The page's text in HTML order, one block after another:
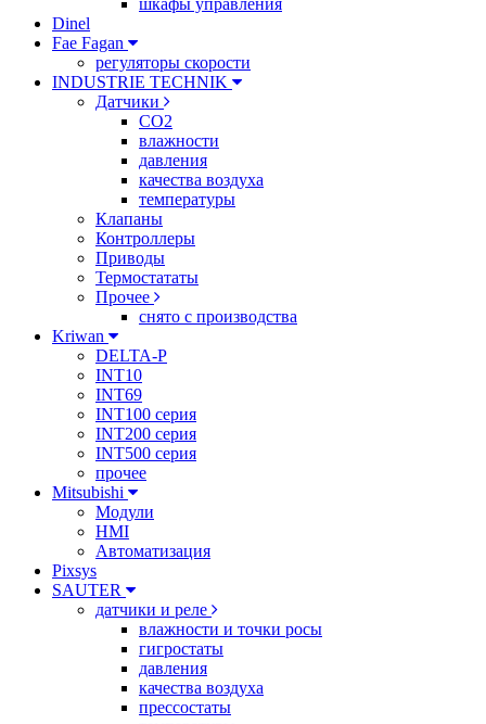
шкафы управления
Dinel
Fae Fagan
регуляторы скорости
INDUSTRIE TECHNIK
Датчики
CO2
влажности
давления
качества воздуха
температуры
Клапаны
Контроллеры
Приводы
Термостататы
Прочее
снято с производства
Kriwan
DELTA-P
INT10
INT69
INT100 серия
INT200 серия
INT500 серия
прочее
Mitsubishi
Модули
HMI
Автоматизация
Pixsys
SAUTER
датчики и реле
влажности и точки росы
гигростаты
давления
качества воздуха
прессостаты